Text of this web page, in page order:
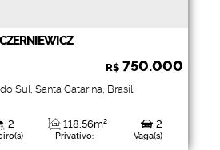
R$ 750.000
Sul, Santa Catarina, Brasil
2
Privativo:
118 .56m²
2
Vaga(s)